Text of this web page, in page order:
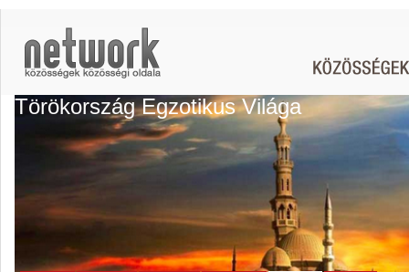
Törökország Egzotikus Világa